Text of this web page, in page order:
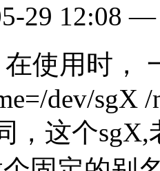
29 12:08
使用时，
dev/sgX
，这个